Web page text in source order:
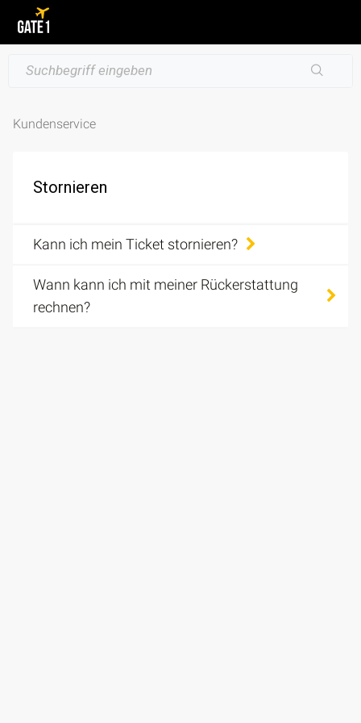
Kundenservice
Stornieren
Kann ich mein Ticket stornieren?
Wann kann ich mit meiner Rückerstattung
rechnen?